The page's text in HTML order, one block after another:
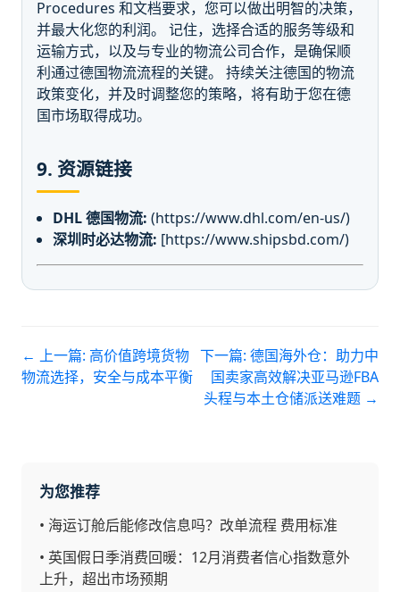
Procedures 和文档要求，您可以做出明智的决策，
并最大化您的利润。 记住，选择合适的服务等级和
运输方式，以及与专业的物流公司合作，是确保顺
利通过德国物流流程的关键。 持续关注德国的物流
政策变化，并及时调整您的策略，将有助于您在德
国市场取得成功。
9. 资源链接
DHL 德国物流: (https://www.dhl.com/en-us/)
深圳时必达物流: [https://www.shipsbd.com/)
← 上一篇: 高价值跨境货物
物流选择，安全与成本平衡
下一篇: 德国海外仓：助力中
国卖家高效解决亚马逊FBA
头程与本土仓储派送难题 →
为您推荐
• 海运订舱后能修改信息吗？改单流程 费用标准
• 英国假日季消费回暖：12月消费者信心指数意外
上升，超出市场预期